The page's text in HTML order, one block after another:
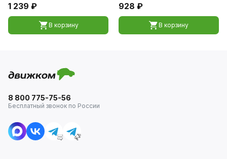
1 239 ₽
В корзину
928 ₽
В корзину
8 800 775-75-56
Бесплатный звонок по России